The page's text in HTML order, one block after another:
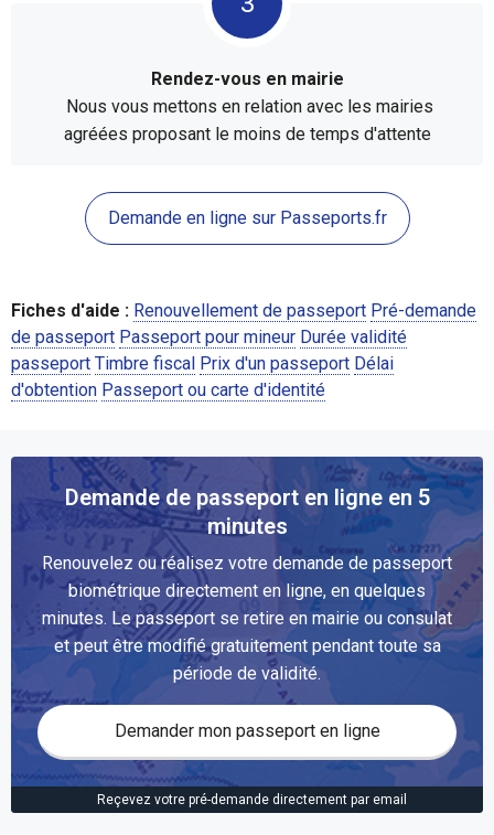
Rendez-vous en mairie
Nous vous mettons en relation avec les mairies
agréées proposant le moins de temps d'attente
Demande en ligne sur Passeports.fr
Fiches d'aide : Renouvellement de passeport Pré-demande
de passeport Passeport pour mineur Durée validité
passeport Timbre fiscal Prix d'un passeport Délai
d'obtention Passeport ou carte d'identité
Demande de passeport en ligne en 5
minutes
Renouvelez ou réalisez votre demande de passeport
biométrique directement en ligne, en quelques
minutes. Le passeport se retire en mairie ou consulat
et peut être modifié gratuitement pendant toute sa
période de validité.
Demander mon passeport en ligne
Reçevez votre pré-demande directement par email